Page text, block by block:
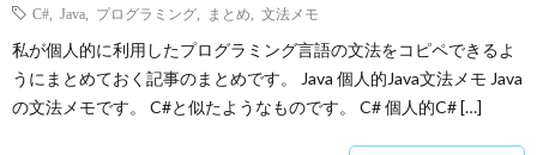
C#
Java プログラミング まとめ 文法メモ
私が個人的に利用したプログラミング言語の文法をコピペできるよ
うにまとめておく記事のまとめです。 Java 個人的Java文法メモ Java
の文法メモです。 C#と似たようなものです。 C# 個人的C# […]